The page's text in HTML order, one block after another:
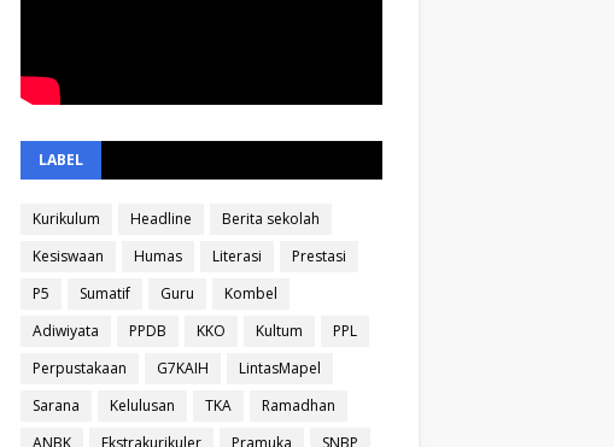
LABEL
Kurikulum Headline
Berita sekolah
Kesiswaan
Humas Literasi
Prestasi
P5
Sumatif Guru
Kombel
Adiwiyata
PPDB KKO Kultum
PPL
Perpustakaan
G7KAIH
LintasMapel
Sarana
Kelulusan TKA
Ramadhan
ANBK
Ekstrakurikuler Pramuka
SNBP